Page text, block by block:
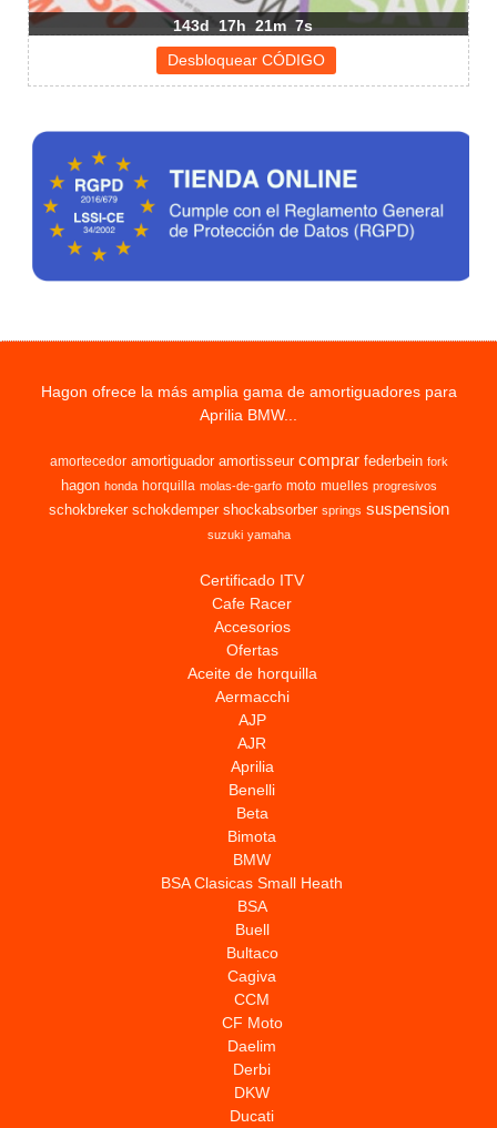
143d 17h 21m 7s
Hagon ofrece la más amplia gama de amortiguadores para
Aprilia BMW...
amortecedor amortiguador amortisseur comprar federbein fork
hagon honda horquilla molas-de-garfo moto muelles progresivos
schokbreker schokdemper shockabsorber springs suspension
suzuki yamaha
Certificado ITV
Cafe Racer
Accesorios
Ofertas
Aceite de horquilla
Aermacchi
AJP
AJR
Aprilia
Benelli
Beta
Bimota
BMW
BSA Clasicas Small Heath
BSA
Buell
Bultaco
Cagiva
CCM
CF Moto
Daelim
Derbi
DKW
Ducati